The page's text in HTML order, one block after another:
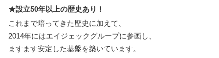
★設立50年以上の歴史あり！
これまで培ってきた歴史に加えて、
2014年にはエイジェックグループに参画し、
ますます安定した基盤を築いています。